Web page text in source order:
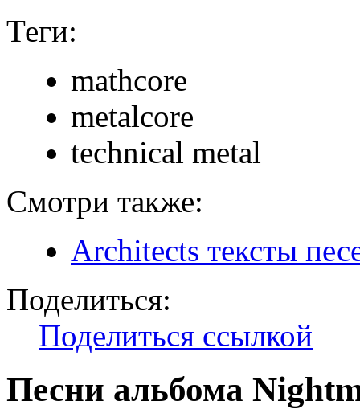
Теги:
mathcore
metalcore
technical metal
Смотри также:
Architects тексты
Поделиться:
Поделиться ссылкой
Песни альбома